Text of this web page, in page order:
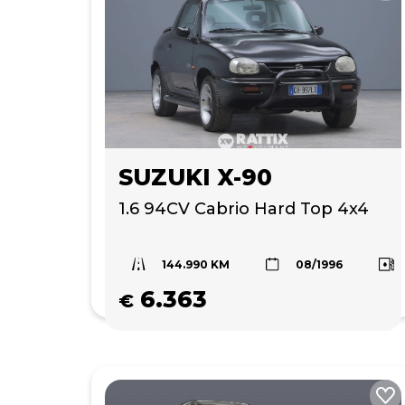
SUZUKI X-90
1.6 94CV Cabrio Hard Top 4x4
144.990 KM 08/1996
€ 6.363